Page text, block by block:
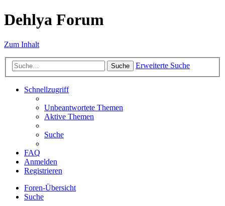
Dehlya Forum
Zum Inhalt
Suche Erweiterte Suche
Schnellzugriff
Unbeantwortete Themen
Aktive Themen
Suche
FAQ
Anmelden
Registrieren
Foren-Übersicht
Suche